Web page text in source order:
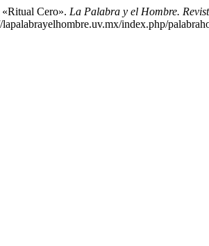
Cero». La Palabra y el Hombre.
lapalabrayelhombre.uv.mx/index.php/